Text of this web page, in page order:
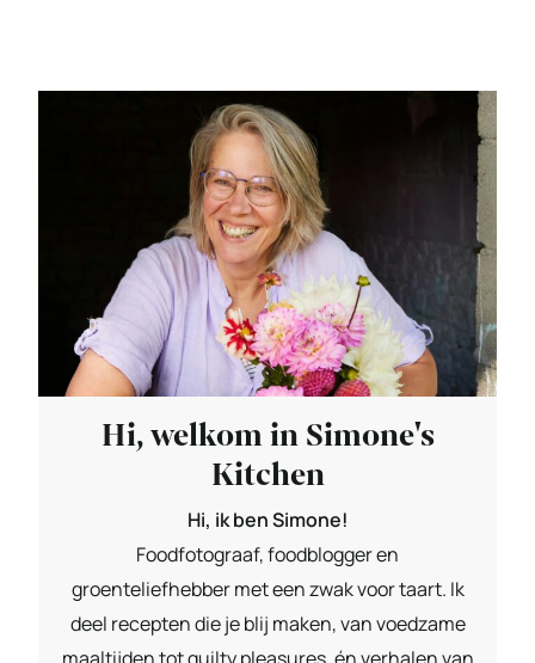
Hi, welkom in Simone's
Kitchen
Hi, ik ben Simone!
Foodfotograaf, foodblogger en
groenteliefhebber met een zwak voor taart. Ik
deel recepten die je blij maken, van voedzame